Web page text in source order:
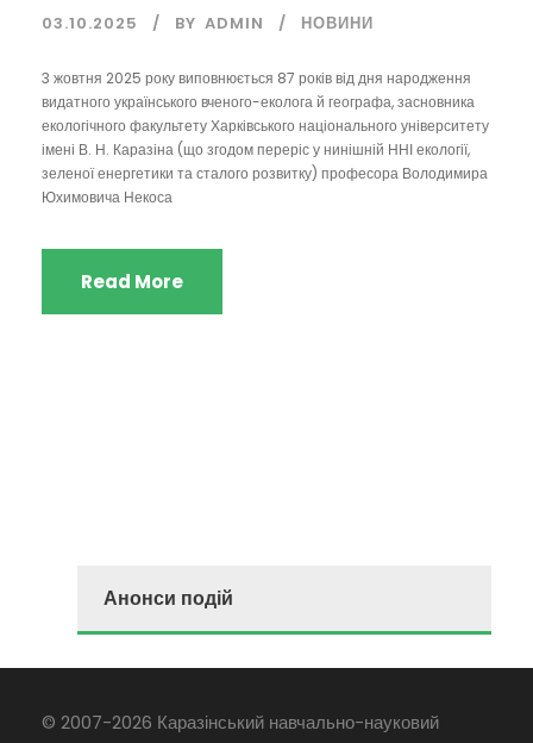
03.10.2025 BY ADMIN НОВИНИ
3 жовтня 2025 року виповнюється 87 років від дня народження
видатного українського вченого-еколога й географа, засновника
екологічного факультету Харківського національного університету
імені В. Н. Каразіна (що згодом переріс у нинішній ННІ екології,
зеленої енергетики та сталого розвитку) професора Володимира
Юхимовича Некоса
Read More
Анонси подій
© 2007-2026 Каразінський навчально-науковий